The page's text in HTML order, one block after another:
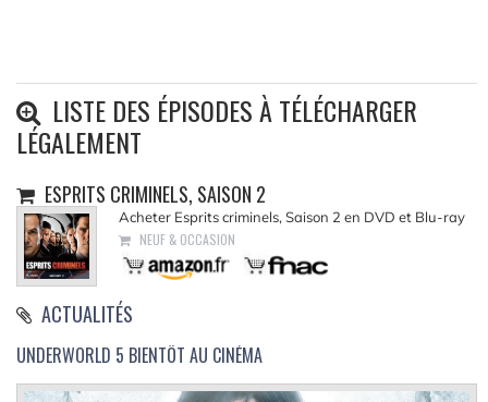
LISTE DES ÉPISODES À TÉLÉCHARGER
LÉGALEMENT
ESPRITS CRIMINELS, SAISON 2
Acheter Esprits criminels, Saison 2 en DVD et Blu-ray
NEUF & OCCASION
ACTUALITÉS
UNDERWORLD 5 BIENTÔT AU CINÉMA